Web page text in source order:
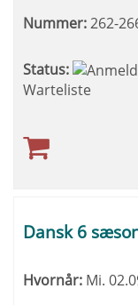
Nummer:262-
Status:
Warteliste
Dansk 6
Hvornår: Mi.